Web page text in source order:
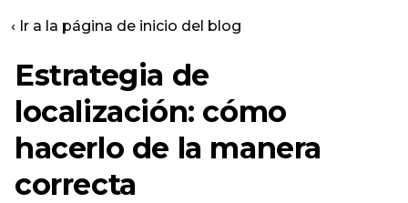
‹ Ir a la página de inicio del blog
Estrategia de
localización: cómo
hacerlo de la manera
correcta